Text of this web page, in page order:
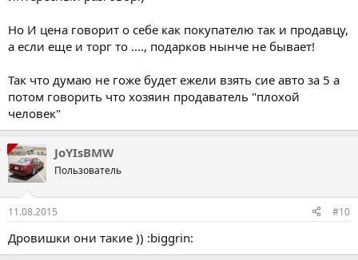
Но И цена говорит о себе как покупателю так и продавцу,
а если еще и торг то ...., подарков нынче не бывает!
Так что думаю не гоже будет ежели взять сие авто за 5 а
потом говорить что хозяин продаватель "плохой
человек"
JoYIsBMW
Пользователь
11.08.2015 #10
Дровишки они такие )) :biggrin: